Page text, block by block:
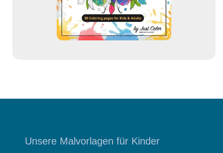
Unsere Malvorlagen für Kinder